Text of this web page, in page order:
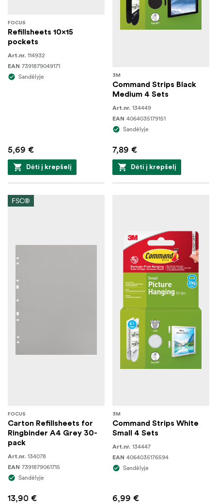
FOCUS
Refillsheets 10x15
pockets
Art.nr. 114932
EAN 7391879049171
Sandėlyje
5,69 €
Dėti į krepšelį
3M
Command Strips Black
Medium 4 Sets
Art.nr. 134449
EAN 4064035179151
Sandėlyje
7,89 €
Dėti į krepšelį
FSC®
FOCUS
Carton Refillsheets for
Ringbinder A4 Grey 30-
pack
Art.nr. 134078
EAN 7391879061715
Sandėlyje
13,90 €
3M
Command Strips White
Small 4 Sets
Art.nr. 134447
EAN 4064035176594
Sandėlyje
6,99 €